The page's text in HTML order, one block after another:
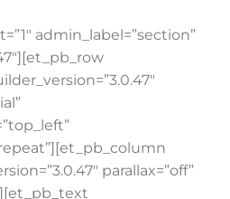
admin_label=”section”
parallax=”off”